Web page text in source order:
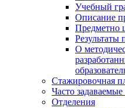
Учебный
Описание
Предметно
Результаты
О
Стажировочная
Часто
Отделения